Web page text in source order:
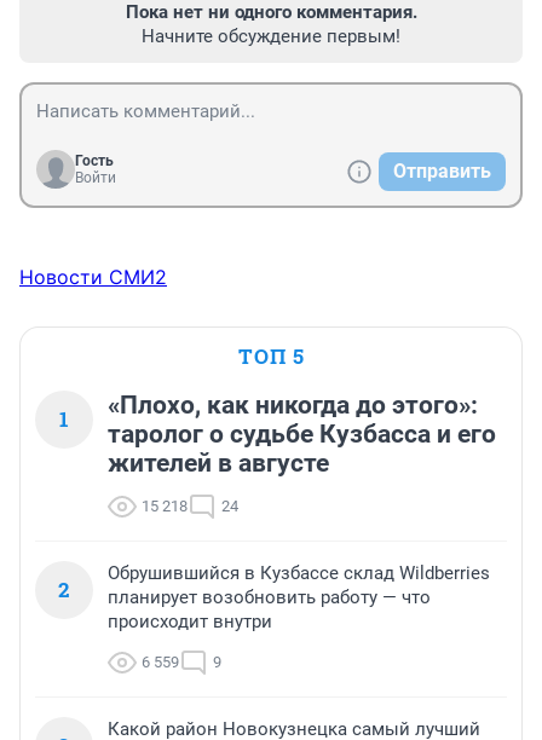
Пока нет ни одного комментария.
Начните обсуждение первым!
Гость
Войти
Отправить
Новости СМИ2
ТОП 5
1
«Плохо, как никогда до этого»:
таролог о судьбе Кузбасса и его
жителей в августе
15 218 24
2
Обрушившийся в Кузбассе склад Wildberries
планирует возобновить работу — что
происходит внутри
6 559 9
Какой район Новокузнецка самый лучший